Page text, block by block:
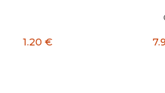
3.50 € 2.50 €